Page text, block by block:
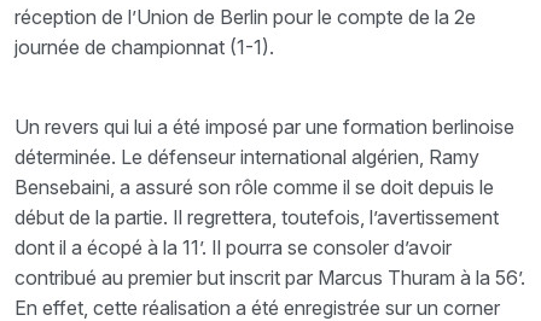
réception de l’Union de Berlin pour le compte de la 2e
journée de championnat (1-1).
Un revers qui lui a été imposé par une formation berlinoise
déterminée. Le défenseur international algérien, Ramy
Bensebaini, a assuré son rôle comme il se doit depuis le
début de la partie. Il regrettera, toutefois, l’avertissement
dont il a écopé à la 11’. Il pourra se consoler d’avoir
contribué au premier but inscrit par Marcus Thuram à la 56’.
En effet, cette réalisation a été enregistrée sur un corner